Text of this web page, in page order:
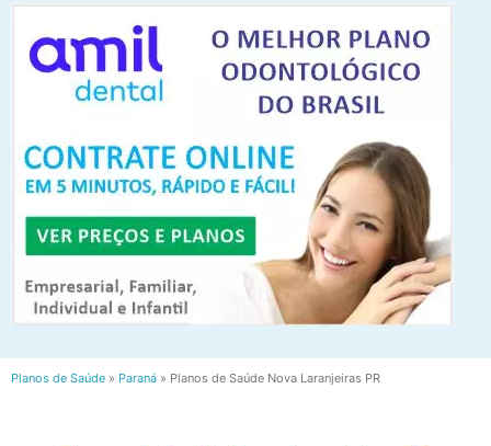
Planos de Saúde » Paraná » Planos de Saúde Nova Laranjeiras PR